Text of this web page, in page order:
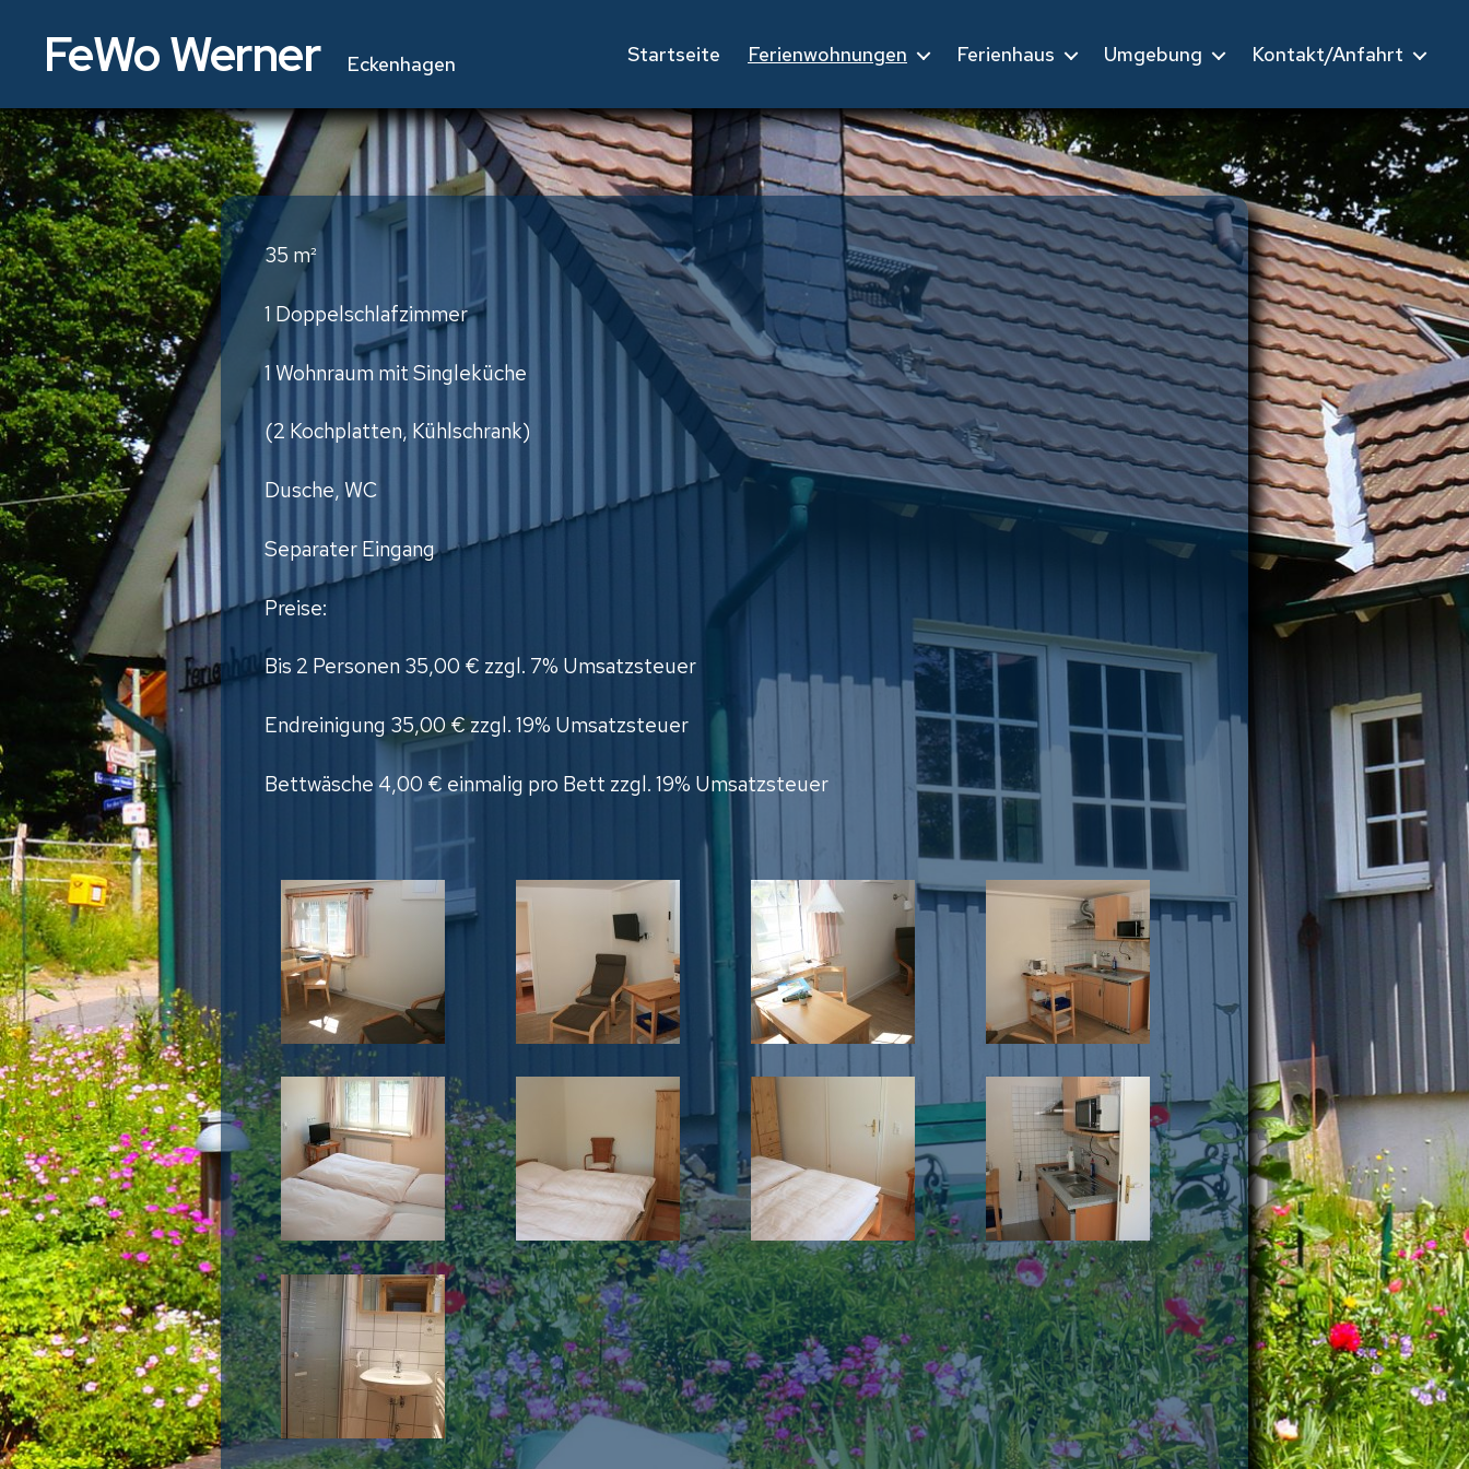
FeWo Werner Eckenhagen Startseite Ferienwohnungen Ferienhaus Umgebung Kontakt/Anfahrt
35 m²
1 Doppelschlafzimmer
1 Wohnraum mit Singleküche
(2 Kochplatten, Kühlschrank)
Dusche, WC
Separater Eingang
Preise:
Bis 2 Personen 35,00 € zzgl. 7% Umsatzsteuer
Endreinigung 35,00 € zzgl. 19% Umsatzsteuer
Bettwäsche 4,00 € einmalig pro Bett zzgl. 19% Umsatzsteuer